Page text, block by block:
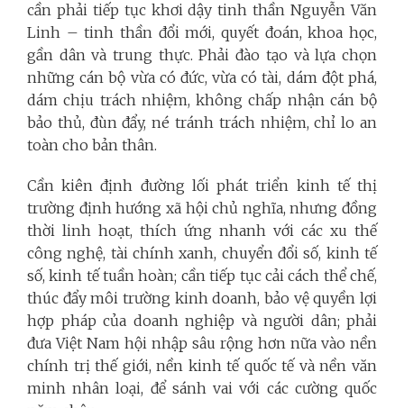
cần phải tiếp tục khơi dậy tinh thần Nguyễn Văn
Linh – tinh thần đổi mới, quyết đoán, khoa học,
gần dân và trung thực. Phải đào tạo và lựa chọn
những cán bộ vừa có đức, vừa có tài, dám đột phá,
dám chịu trách nhiệm, không chấp nhận cán bộ
bảo thủ, đùn đẩy, né tránh trách nhiệm, chỉ lo an
toàn cho bản thân.
Cần kiên định đường lối phát triển kinh tế thị
trường định hướng xã hội chủ nghĩa, nhưng đồng
thời linh hoạt, thích ứng nhanh với các xu thế
công nghệ, tài chính xanh, chuyển đổi số, kinh tế
số, kinh tế tuần hoàn; cần tiếp tục cải cách thể chế,
thúc đẩy môi trường kinh doanh, bảo vệ quyền lợi
hợp pháp của doanh nghiệp và người dân; phải
đưa Việt Nam hội nhập sâu rộng hơn nữa vào nền
chính trị thế giới, nền kinh tế quốc tế và nền văn
minh nhân loại, để sánh vai với các cường quốc